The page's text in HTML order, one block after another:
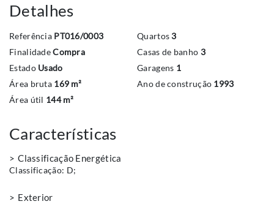
Detalhes
Referência PT016/0003
FinalidadeCompra
Estado Usado
Área bruta 169 m²
Área útil 144 m²
Quartos 3
Casas de banho 3
Garagens 1
Ano de construção 1993
Características
Classificação Energética
Classificação: D;
Exterior